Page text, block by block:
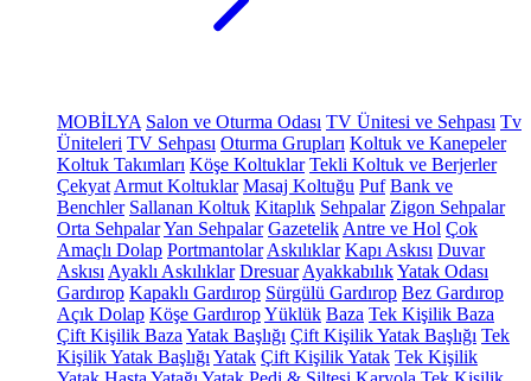
MOBİLYA Salon ve Oturma Odası TV Ünitesi ve Sehpası Tv
Üniteleri TV Sehpası Oturma Grupları Koltuk ve Kanepeler
Koltuk Takımları Köşe Koltuklar Tekli Koltuk ve Berjerler
Çekyat Armut Koltuklar Masaj Koltuğu Puf Bank ve
Benchler Sallanan Koltuk Kitaplık Sehpalar Zigon Sehpalar
Orta SehpalarYan Sehpalar Gazetelik Antre ve Hol Çok
Amaçlı Dolap Portmantolar Askılıklar Kapı Askısı Duvar
Askısı Ayaklı Askılıklar Dresuar AyakkabılıkYatak Odası
Gardırop Kapaklı Gardırop Sürgülü Gardırop Bez Gardırop
Açık Dolap Köşe GardıropYüklük Baza Tek Kişilik Baza
Çift Kişilik Baza Yatak Başlığı Çift Kişilik Yatak Başlığı Tek
Kişilik Yatak Başlığı Yatak Çift Kişilik Yatak Tek Kişilik